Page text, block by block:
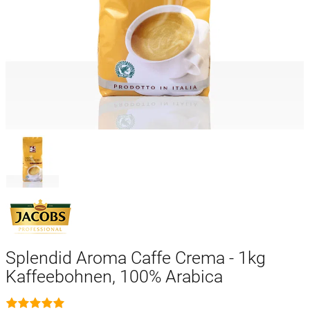
Splendid Aroma Caffe Crema - 1kg
Kaffeebohnen, 100% Arabica